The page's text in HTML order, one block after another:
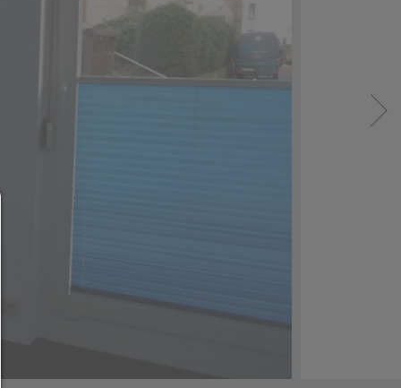
Um fortfahren zu können,müssen Sie eine
Auswahl treffen. Nachfolgend erhalten Sie